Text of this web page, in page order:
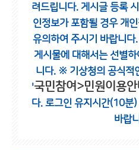
려드립니다. 게시글 등록
인정보가 포함될 경우 개
유의하여 주시기 바랍니다.
게시물에 대해서는 선별
니다. ※ 기상청의 공식적
'국민참여>민원이용안
다. 로그인 유지시간(10분)
바랍